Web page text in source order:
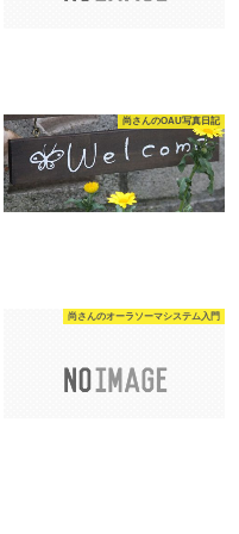
尚さんのOAU写真日記
尚さんのオーラソーマシステム入門